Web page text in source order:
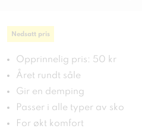
Nedsatt pris
Opprinnelig pris: 50 kr
Året rundt såle
Gir en demping
Passer i alle typer av sko
For økt komfort